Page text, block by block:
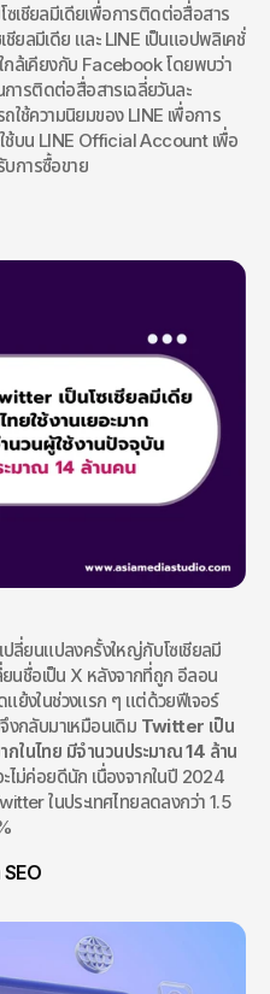
เชียลมีเดียเพื่อการติดต่อสื่อสาร
ยลมีเดีย และ LINE เป็นแอปพลิเคชั่
กล้เคียงกับ Facebook โดยพบว่า
การติดต่อสื่อสารเฉลี่ยวันละ
ใช้ความนิยมของ LINE เพื่อการ
ช้บน LINE Official Account เพื่อ
การซื้อขาย
ลี่ยนแปลงครั้งใหญ่กับโซเชียลมี
นชื่อเป็น X หลังจากที่ถูก อีลอน
แย้งในช่วงแรก ๆ แต่ด้วยฟีเจอร์
งกลับมาเหมือนเดิม Twitter เป็น
ในไทย มีจำนวนประมาณ 14 ล้าน
ไม่ค่อยดีนัก เนื่องจากในปี 2024
ในประเทศไทยลดลงกว่า 1.5